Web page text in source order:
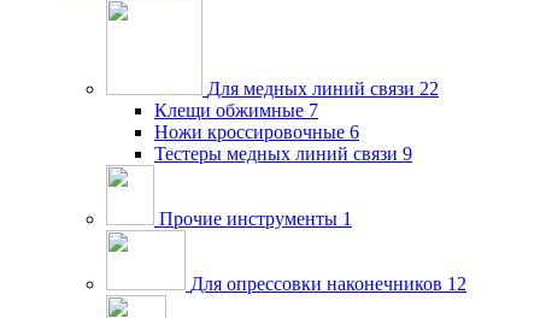
Для медных линий связи 22
Клещи обжимные 7
Ножи кроссировочные 6
Тестеры медных линий связи 9
Прочие инструменты 1
Для опрессовки наконечников 12